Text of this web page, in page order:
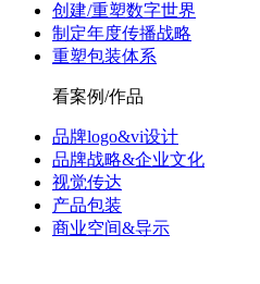
创建/重塑数字世界
制定年度传播战略
重塑包装体系
看案例/作品
品牌logo&vi设计
品牌战略&企业文化
视觉传达
产品包装
商业空间&导示